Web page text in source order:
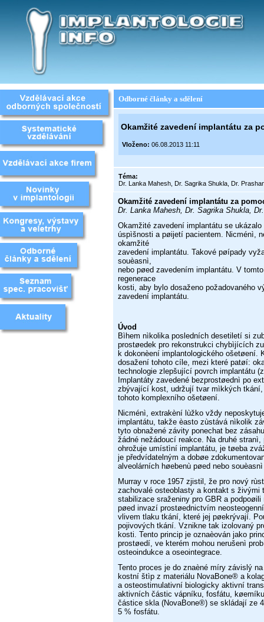
Odborné články a sdělení
Okamžité zavedení implantátu za
Vloženo: 06.08.2013 11:11
Téma:
Dr. Lanka Mahesh, Dr. Sagrika Shukla, Dr.
Okamžité zavedení implantátu za
Dr. Lanka Mahesh, Dr. Sagrika Shukla,
Okamžité zavedení implantátu se
úspìšnosti a pøijetí pacientem. Nicménì,
okamžité
zavedení implantátu. Takové pøípady
souèasnì,
nebo pøed zavedením implantátu. V
regenerace
kosti, aby bylo dosaženo požadovaného
zavedení implantátu.
Úvod
Bìhem nìkolika posledních desetiletí si
prostøedek pro rekonstrukci chybìjících
k dokonèení implantologického ošetøení.
dosažení tohoto cíle, mezi které patøí:
technologie zlepšující povrch implantátu
Implantáty zavedené bezprostøednì po
zbývající kost, udržují tvar mìkkých
tohoto komplexního ošetøení.
Nicménì, extrakèní lùžko vždy
implantátu, takže èasto zùstává nìkolik
tyto obnažené závity ponechat bez
žádné nežádoucí reakce. Na druhé
ohrožuje umístìní implantátu, je tøeba
je předvídatelným a dobøe
alveolárních høebenù pøed nebo
Murray v roce 1957 zjistil, že pro nový
zachovalé osteoblasty a kontakt s živými
stabilizace sraženiny pro GBR a podpoøili
pøed invazí prostøednictvím
vlivem tlaku tkání, které jej pøekrývají.
pojivových tkání. Vznikne tak izolovaný
kosti. Tento princip je oznaèován jako
prostøedí, ve kterém mohou nerušenì
osteoindukce a oseointegrace.
Tento proces je do znaèné míry závislý
kostní štìp z materiálu NovaBone® a
a osteostimulativní biologicky aktivní
aktivních částic vápníku, fosfátu,
částice skla (NovaBone®) se skládají ze
5 % fosfátu.